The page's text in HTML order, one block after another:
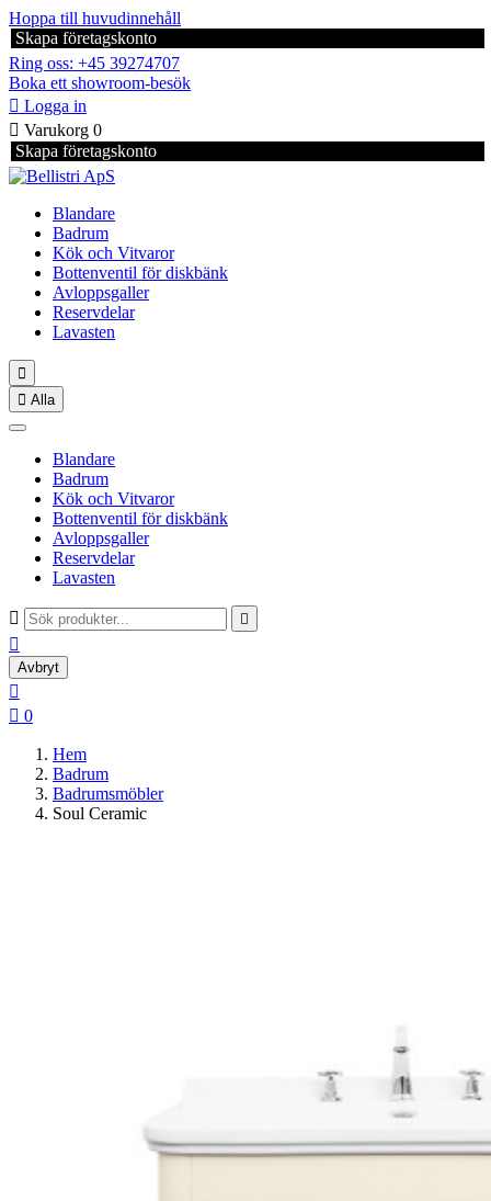
Hoppa till huvudinnehåll
Skapa företagskonto
Ring oss: +45 39274707
Boka ett showroom-besök
 Logga in
 Varukorg 0
Skapa företagskonto
Blandare
Badrum
Kök och Vitvaror
Bottenventil för diskbänk
Avloppsgaller
Reservdelar
Lavasten

 Alla
Blandare
Badrum
Kök och Vitvaror
Bottenventil för diskbänk
Avloppsgaller
Reservdelar
Lavasten
 

Avbryt

 0
Hem
Badrum
Badrumsmöbler
Soul Ceramic